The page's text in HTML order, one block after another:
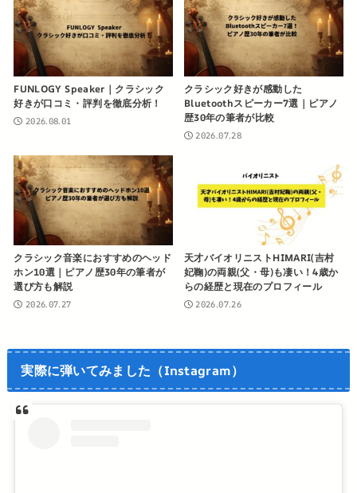
FUNLOGY Speaker｜クラシック
好きが口コミ・評判を徹底分析！
2026.08.01
クラシック好きが感動した
Bluetoothスピーカー7選｜ピアノ
歴30年の筆者が比較
2026.07.28
クラシック音楽におすすめのヘッド
ホン10選｜ピアノ歴30年の筆者が
選び方も解説
2026.07.27
天才バイオリニストHIMARI(吉村
妃鞠)の両親(父・母)も凄い！4歳か
らの経歴と現在のプロフィール
2026.07.26
実際に弾いてみました（Instagram）